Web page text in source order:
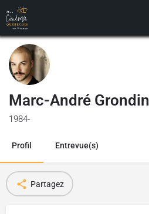
Marc-André Grondin
1984-
Profil Entrevue(s)
Partagez